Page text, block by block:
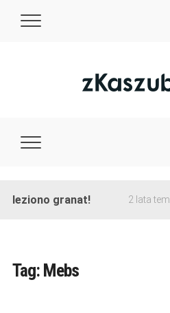
granat! 2 lata temu
Tag: Mebs